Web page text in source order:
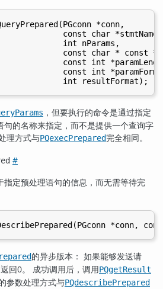
*conn,
const char *stmtName,
int nParams,
const char * const
const int
const int
，但要执行的命令是通过指定
句的名称来指定，而不是提供一个查询字
理方式与PQexecPrepared完全相同。
#
指定预处理语句的信息，而无需等待完
的异步版本： 如果能够发送请
回0。 成功调用后，调用PQgetResult
参数处理方式与PQdescribePrepared